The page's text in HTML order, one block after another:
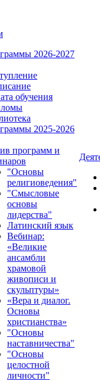
2026-2027
обучения
2025-2026
программ и
"Основы
религиоведения"
"Смысловые
основы
лидерства"
Латинский язык
Вебинар:
«Великие
ансамбли
храмовой
живописи и
скульптуры»
«Вера и диалог.
Основы
христианства»
"Основы
наставничества"
"Основы
целостной
личности"